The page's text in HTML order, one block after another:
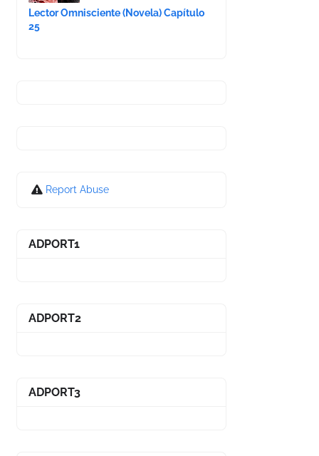
Lector Omnisciente (Novela) Capítulo
25
Report Abuse
ADPORT1
ADPORT2
ADPORT3